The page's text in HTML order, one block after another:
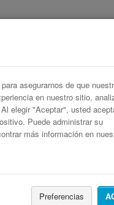
asegurarnos de que
en nuestro sitio,
elegir "Aceptar", usted
Puede administrar su
más información en
Preferencias